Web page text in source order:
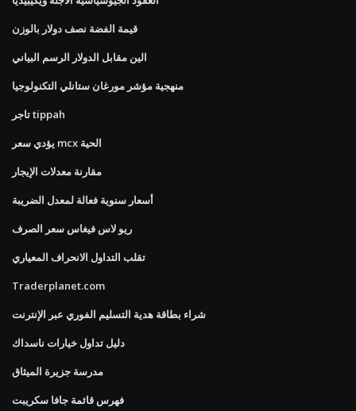
قيمة الفضة نصف دولار بالوزن
الين مقابل الدولار الرسم البياني
منهجية مؤشر مورغان ستانلي التكنولوجيا
تاجر tippah
يؤدي سعر mcx الحية
مقارنة معدلات الإيجار
أسعار سنوية فعالة لمعدل الضريبة
ريو لاس فيغاس سعر الصرف
تقلب التداول الانحراف المعياري
Traderplanet.com
شراء بطاقة هدية التسليم الفوري عبر الإنترنت
دليل تداول خيارات ناسداك
مدرسة جزيرة الميثاق
فهرس قائمة جافا سكريبت